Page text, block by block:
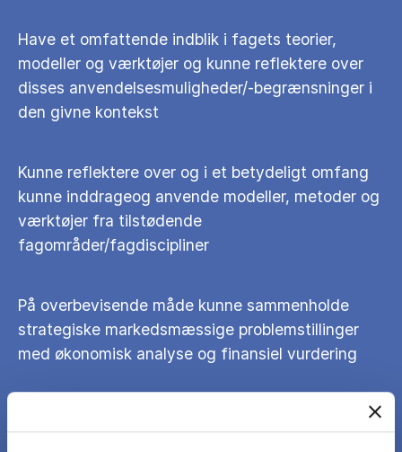
Have et omfattende indblik i fagets teorier,
modeller og værktøjer og kunne reflektere over
disses anvendelsesmuligheder/-begrænsninger i
den givne kontekst
Kunne reflektere over og i et betydeligt omfang
kunne inddrageog anvende modeller, metoder og
værktøjer fra tilstødende
fagområder/fagdiscipliner
På overbevisende måde kunne sammenholde
strategiske markedsmæssige problemstillinger
med økonomisk analyse og finansiel vurdering
internationale strategiforslag er brugbare og